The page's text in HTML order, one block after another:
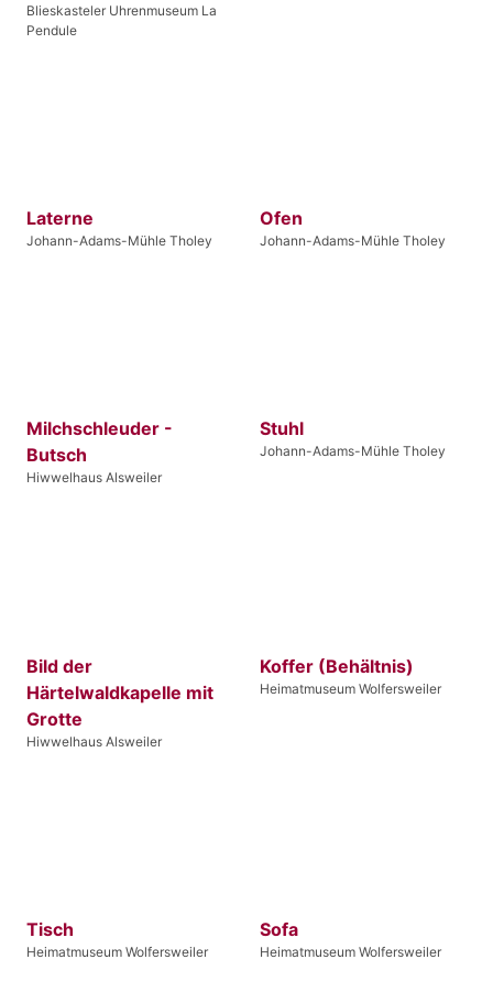
Blieskasteler Uhrenmuseum La
Pendule
Laterne
Johann-Adams-Mühle Tholey
Ofen
Johann-Adams-Mühle Tholey
Milchschleuder -
Butsch
Hiwwelhaus Alsweiler
Stuhl
Johann-Adams-Mühle Tholey
Bild der
Härtelwaldkapelle mit
Grotte
Hiwwelhaus Alsweiler
Koffer (Behältnis)
Heimatmuseum Wolfersweiler
Tisch
Heimatmuseum Wolfersweiler
Sofa
Heimatmuseum Wolfersweiler